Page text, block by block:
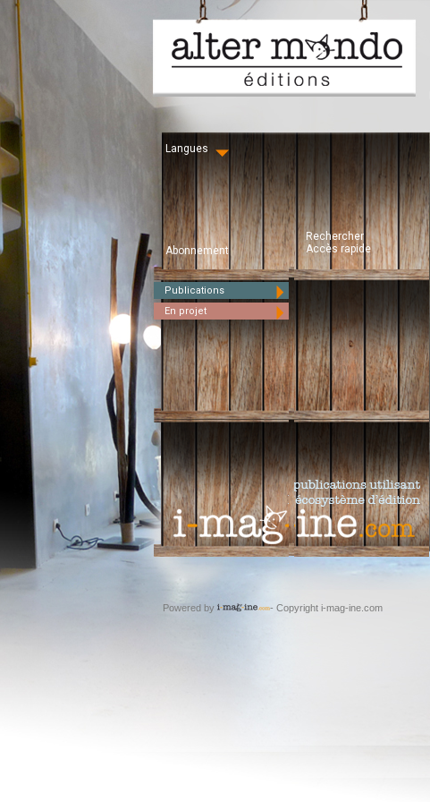
Langues
Abonnement
Rechercher
Accès rapide
Publications
En projet
Powered by - Copyright i-mag-ine.com